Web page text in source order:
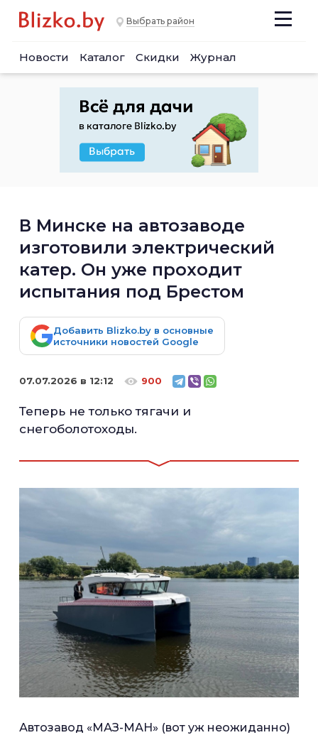
Выбрать район
Новости Каталог Скидки Журнал
В Минске на автозаводе
изготовили электрический
катер. Он уже проходит
испытания под Брестом
Добавить Blizko.by в основные
источники новостей Google
07.07.2026 в 12:12 900
Теперь не только тягачи и
снегоболотоходы.
Автозавод «МАЗ-МАН» (вот уж неожиданно)